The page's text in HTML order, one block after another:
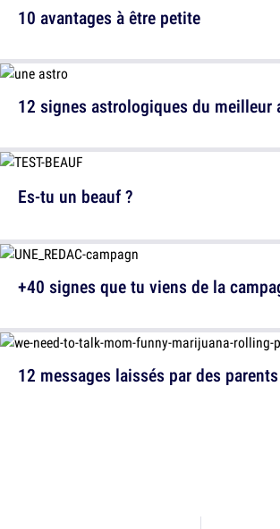
10 avantages à être petite
12 signes astrologiques du meilleur
12 messages laissés par des
Es-tu un beauf ?
+40 signes que tu viens de la